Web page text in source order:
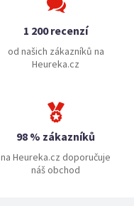
1 200 recenzí
od našich zákazníků na
Heureka.cz
98 % zákazníků
na Heureka.cz doporučuje
náš obchod